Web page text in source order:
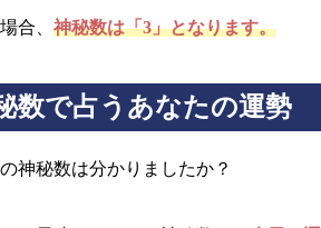
合、 神秘数は「3」となります。
数で占うあなたの運勢
神秘数は分かりましたか？